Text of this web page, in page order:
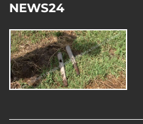
NEWS24